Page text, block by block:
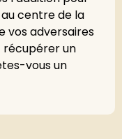
centre de la
vos adversaires
récupérer un
vous un